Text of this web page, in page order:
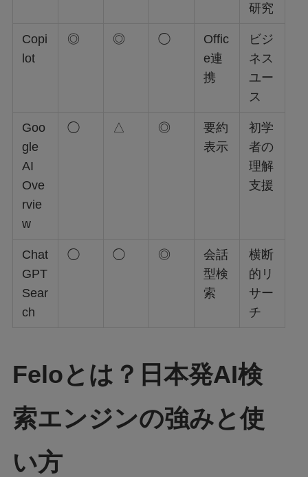
研究
Copi
lot
◎ ◎ ◯
Offic
e連
携
ビジ
ネス
ユー
ス
Goo
gle
AI
Ove
rvie
w
◯ △ ◎
要約
表示
初学
者の
理解
支援
Chat
GPT
Sear
ch
◯ ◯ ◎
会話
型検
索
横断
的リ
サー
チ
Feloとは？日本発AI検
索エンジンの強みと使
い方